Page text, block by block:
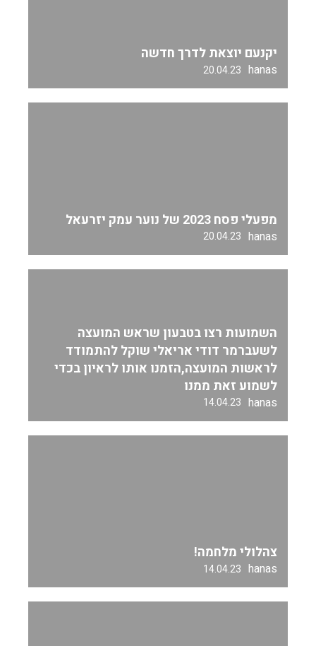
יקנעם יוצאת לדרך חדשה
hanas
20.04.23
מפעלי פסח 2023 של נוער עמק יזרעאל
hanas
20.04.23
השמועות רצו בטבעון שראש המועצה
לשעברמר דודי אריאלי שוקל להתמודד
לראשות המועצה,הזמנו אותו לראיון בכדי
לשמוע זאת ממנו
hanas
14.04.23
צהלולי מלחמה!
hanas
14.04.23